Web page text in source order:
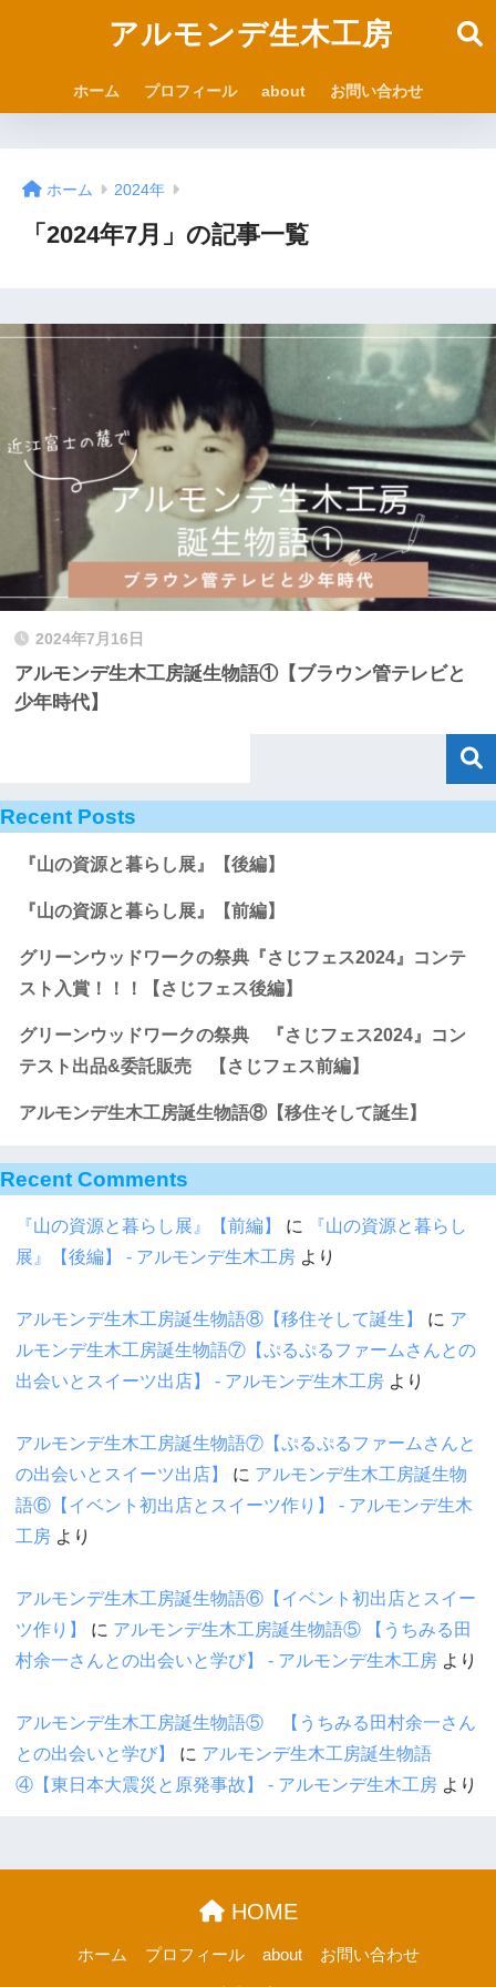
アルモンデ生木工房
ホーム プロフィール about お問い合わせ
ホーム 2024年
「2024年7月」の記事一覧
2024年7月16日
アルモンデ生木工房誕生物語①【ブラウン管テレビと
少年時代】
Recent Posts
『山の資源と暮らし展』【後編】
『山の資源と暮らし展』【前編】
グリーンウッドワークの祭典『さじフェス2024』コンテ
スト入賞！！！【さじフェス後編】
グリーンウッドワークの祭典 『さじフェス2024』コン
テスト出品&委託販売 【さじフェス前編】
アルモンデ生木工房誕生物語⑧【移住そして誕生】
Recent Comments
『山の資源と暮らし展』【前編】 に
『山の資源と暮らし
展』【後編】 - アルモンデ生木工房 より
アルモンデ生木工房誕生物語⑧【移住そして誕生】 に ア
ルモンデ生木工房誕生物語⑦【ぷるぷるファームさんとの
出会いとスイーツ出店】 - アルモンデ生木工房 より
アルモンデ生木工房誕生物語⑦【ぷるぷるファームさんと
の出会いとスイーツ出店】
に アルモンデ生木工房誕生物
語⑥【イベント初出店とスイーツ作り】 - アルモンデ生木
工房 より
アルモンデ生木工房誕生物語⑥【イベント初出店とスイー
ツ作り】
に アルモンデ生木工房誕生物語⑤ 【うちみる田
村余一さんとの出会いと学び】 - アルモンデ生木工房 より
アルモンデ生木工房誕生物語⑤ 【うちみる田村余一さん
との出会いと学び】
に アルモンデ生木工房誕生物語
④【東日本大震災と原発事故】 - アルモンデ生木工房 より
HOME
ホーム プロフィール about お問い合わせ